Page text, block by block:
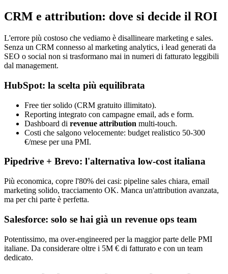
CRM e attribution: dove si decide il ROI
L'errore più costoso che vediamo è disallineare marketing e sales.
Senza un CRM connesso al marketing analytics, i lead generati da
SEO o social non si trasformano mai in numeri di fatturato leggibili
dal management.
HubSpot: la scelta più equilibrata
Free tier solido (CRM gratuito illimitato).
Reporting integrato con campagne email, ads e form.
Dashboard di revenue attribution multi-touch.
Costi che salgono velocemente: budget realistico 50-300
€/mese per una PMI.
Pipedrive + Brevo: l'alternativa low-cost italiana
Più economica, copre l'80% dei casi: pipeline sales chiara, email
marketing solido, tracciamento OK. Manca un'attribution avanzata,
ma per chi parte è perfetta.
Salesforce: solo se hai già un revenue ops team
Potentissimo, ma over-engineered per la maggior parte delle PMI
italiane. Da considerare oltre i 5M € di fatturato e con un team
dedicato.